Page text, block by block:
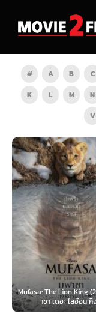
# A B C
K
L M N
V
HD
Lion King (2024) มูฟ
อะ ไลอ้อน คิง...